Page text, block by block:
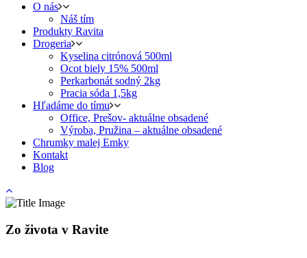
O nás
Náš tím
Produkty Ravita
Drogeria
Kyselina citrónová 500ml
Ocot biely 15% 500ml
Perkarbonát sodný 2kg
Pracia sóda 1,5kg
Hľadáme do tímu
Office, Prešov- aktuálne obsadené
Výroba, Pružina – aktuálne obsadené
Chrumky malej Emky
Kontakt
Blog
Zo života v Ravite